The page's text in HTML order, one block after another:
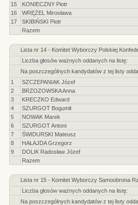
15
KONIECZNY Piotr
16
WRĘŻEL Mirosława
17
SKIBIŃSKI Piotr
Razem
Lista nr 14 - Komitet Wyborczy Polskiej
Liczba głosów ważnych oddanych na listę:
Na poszczególnych kandydatów z tej listy
1
SZCZEPANIAK Józef
2
BRZOZOWSKA Anna
3
KRECZKO Edward
4
SZURGOT Bogumił
5
NOWAK Marek
6
SZURGOT Antoni
7
ŚWIDURSKI Mateusz
8
HAŁAJDA Grzegorz
9
DOLIK Radosław Józef
Razem
Lista nr 15 - Komitet Wyborczy Samoobrona
Liczba głosów ważnych oddanych na listę:
Na poszczególnych kandydatów z tej listy